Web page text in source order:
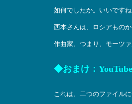
如何でしたか。いいです
西本さんは、ロシアもの
作曲家、つまり、モーツ
◆おまけ：
これは、二つのファイル